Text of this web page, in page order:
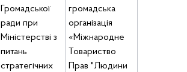
Громадської
ради при
Міністерстві з
питань
стратегічних
громадська
організація
«Міжнародне
Товариство
Прав "Людини